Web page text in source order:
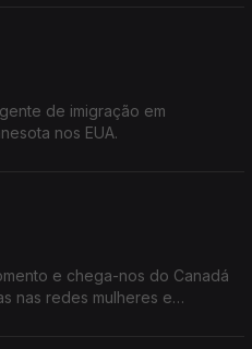
de imigração em
nos EUA.
e chega-nos do Canadá
nas redes mulheres e